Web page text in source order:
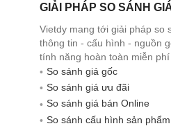
GIẢI PHÁP SO SÁNH
Vietdy mang tới giải pháp so
thông tin - cấu hình - nguồn
tính năng hoàn toàn miễn
So sánh giá gốc
So sánh giá ưu đãi
So sánh giá bán Online
So sánh cấu hình sản phẩm